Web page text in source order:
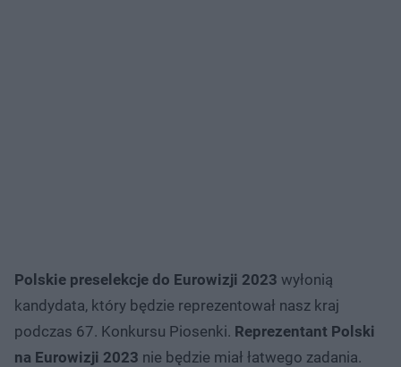
Polskie preselekcje do Eurowizji 2023 wyłonią
kandydata, który będzie reprezentował nasz kraj
podczas 67. Konkursu Piosenki. Reprezentant Polski
na Eurowizji 2023 nie będzie miał łatwego zadania.